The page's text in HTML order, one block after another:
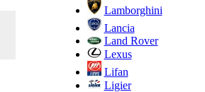
Lamborghini
Lancia
Land Rover
Lexus
Lifan
Ligier